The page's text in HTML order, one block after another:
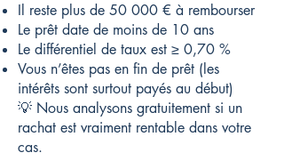
Il reste plus de 50 000 € à rembourser
Le prêt date de moins de 10 ans
Le différentiel de taux est ≥ 0,70 %
Vous n’êtes pas en fin de prêt (les
intérêts sont surtout payés au début)
💡 Nous analysons gratuitement si un
rachat est vraiment rentable dans votre
cas.